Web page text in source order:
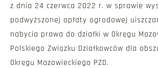
z dnia 24 czerwca 2022 r. w sprawie
podwyższonej opłaty ogrodowej
nabycia prawa do działki w Okręgu
Polskiego Związku Działkowców dla
Okręgu Mazowieckiego PZD.